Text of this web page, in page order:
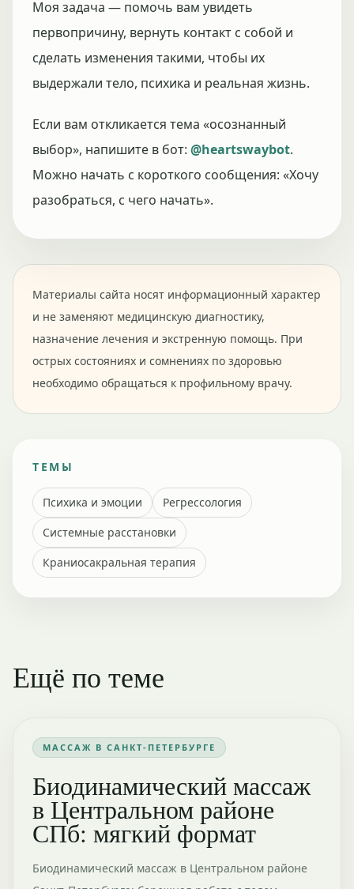
Моя задача — помочь вам увидеть
первопричину, вернуть контакт с собой и
сделать изменения такими, чтобы их
выдержали тело, психика и реальная жизнь.
Если вам откликается тема «осознанный
выбор», напишите в бот: @heartswaybot.
Можно начать с короткого сообщения: «Хочу
разобраться, с чего начать».
Материалы сайта носят информационный характер
и не заменяют медицинскую диагностику,
назначение лечения и экстренную помощь. При
острых состояниях и сомнениях по здоровью
необходимо обращаться к профильному врачу.
ТЕМЫ
Психика и эмоции
Регрессология
Системные расстановки
Краниосакральная терапия
Ещё по теме
МАССАЖ В САНКТ-ПЕТЕРБУРГЕ
Биодинамический массаж
в Центральном районе
СПб: мягкий формат
Биодинамический массаж в Центральном районе